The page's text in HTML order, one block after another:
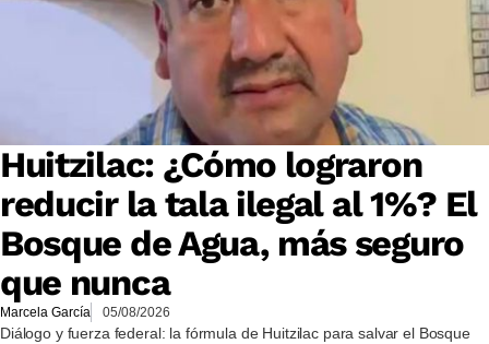
Huitzilac: ¿Cómo lograron
reducir la tala ilegal al 1%? El
Bosque de Agua, más seguro
que nunca
Marcela García 05/08/2026
Diálogo y fuerza federal: la fórmula de Huitzilac para salvar el Bosque